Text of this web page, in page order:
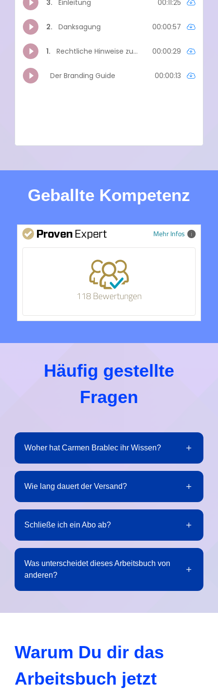
Geballte Kompetenz
Mehr Infos
118 Bewertungen
Häufig gestellte
Fragen
Woher hat Carmen Brablec ihr Wissen?
Wie lang dauert der Versand?
Schließe ich ein Abo ab?
Was unterscheidet dieses Arbeitsbuch von
anderen?
Warum Du dir das
Arbeitsbuch jetzt